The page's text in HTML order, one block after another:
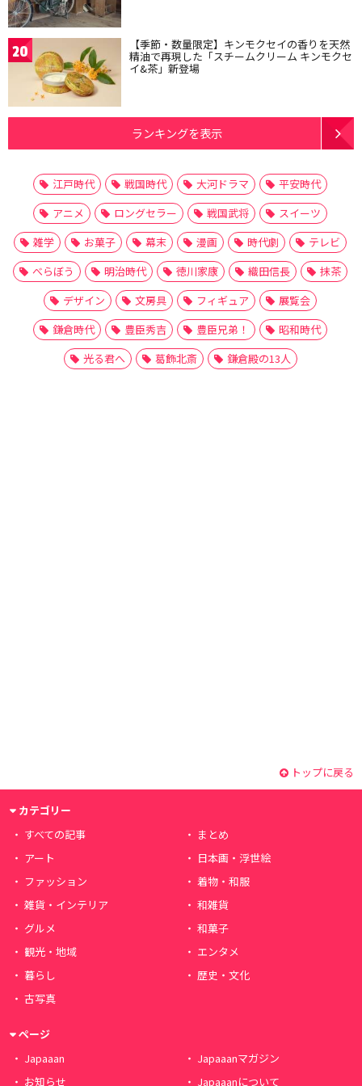
20 【季節・数量限定】キンモクセイの香りを天然
精油で再現した「スチームクリーム キンモクセ
イ&茶」新登場
ランキングを表示
江戸時代 戦国時代 大河ドラマ
平安時代
アニメ
ロングセラー 戦国武将
スイーツ
雑学
お菓子 幕末 漫画 時代劇
テレビ
べらぼう
明治時代 徳川家康 織田信長
抹茶
デザイン
文房具 フィギュア
展覧会
鎌倉時代
豊臣秀吉 豊臣兄弟！
昭和時代
光る君へ
葛飾北斎 鎌倉殿の13人
トップに戻る
カテゴリー
すべての記事
まとめ
アート
日本画・浮世絵
ファッション
着物・和服
雑貨・インテリア
和雑貨
グルメ
和菓子
観光・地域
エンタメ
暮らし
歴史・文化
古写真
ページ
Japaaan
Japaaanマガジン
お知らせ
Japaaanについて